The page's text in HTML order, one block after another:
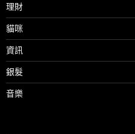
理財
貓咪
資訊
銀髮
音樂